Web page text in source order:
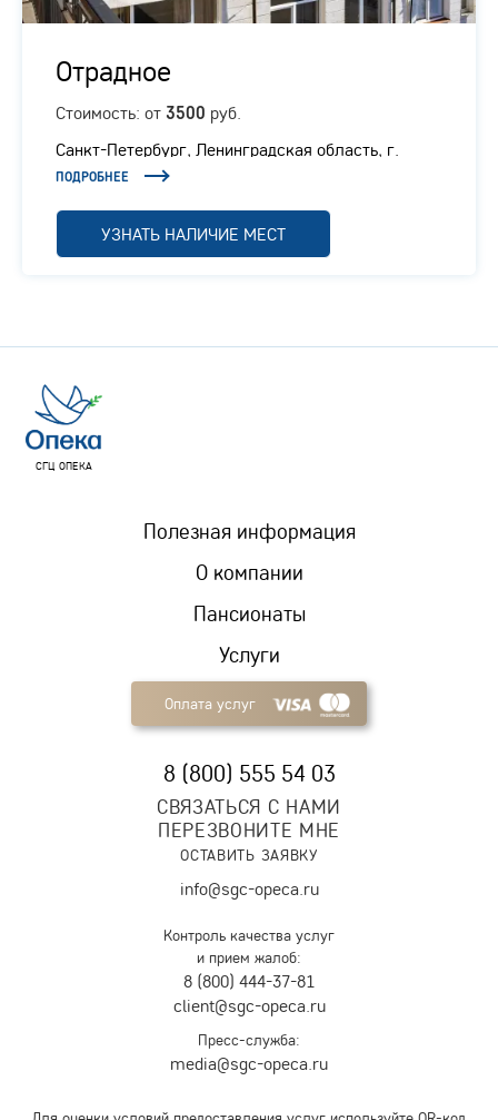
Отрадное
Стоимость: от 3500 руб.
Санкт-Петербург, Ленинградская область, г.
Отрадное, Ленинградское шоссе, 1/1
ПОДРОБНЕЕ
УЗНАТЬ НАЛИЧИЕ МЕСТ
СГЦ ОПЕКА
Пансионаты
Услуги
Полезная информация
О компании
Оплата услуг
8 (800) 555 54 03
СВЯЗАТЬСЯ С НАМИ
ПЕРЕЗВОНИТЕ МНЕ
ОСТАВИТЬ ЗАЯВКУ
info@sgc-opeca.ru
Контроль качества услуг
и прием жалоб:
8 (800) 444-37-81
client@sgc-opeca.ru
Пресс-служба:
media@sgc-opeca.ru